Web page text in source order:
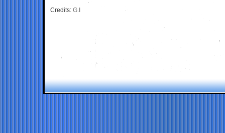
Credits: G.I